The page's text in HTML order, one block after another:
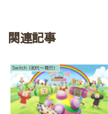
関連記事
Switch（初代〜現行）